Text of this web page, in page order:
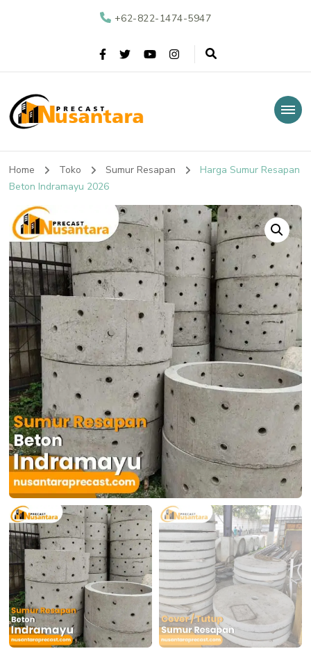
+62-822-1474-5947
Nusantara Precast
Home Toko Sumur Resapan
Harga Sumur Resapan
Beton Indramayu 2026